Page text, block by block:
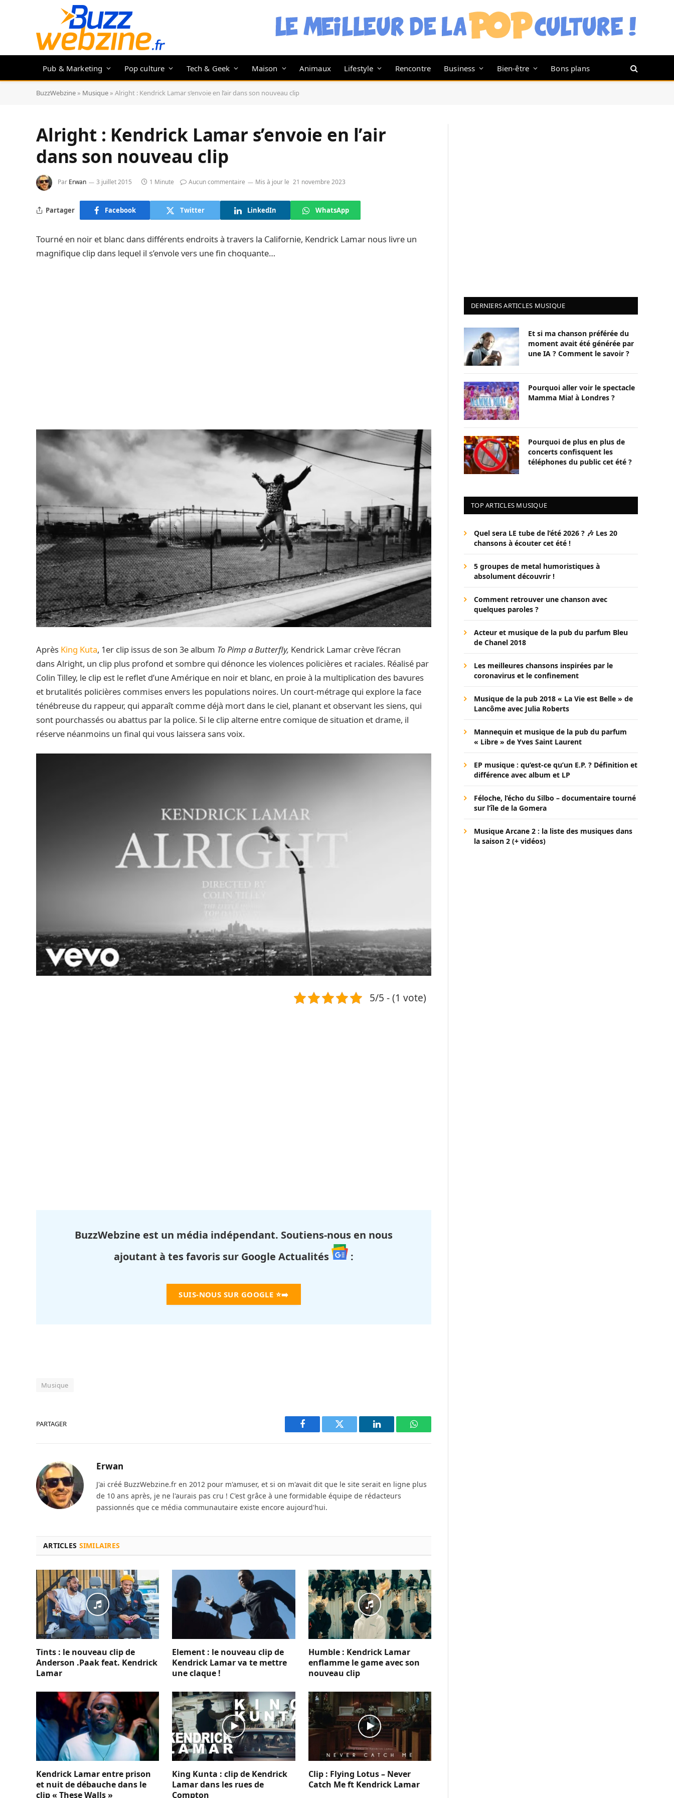
Pub & Marketing Pop culture Tech & Geek Maison Animaux Lifestyle Rencontre Business Bien-être Bons plans
BuzzWebzine » Musique » Alright : Kendrick Lamar s’envoie en l’air dans son nouveau clip
Alright : Kendrick Lamar s’envoie en l’air
dans son nouveau clip
Par Erwan 3 juillet 2015 1 Minute Aucun commentaire Mis à jour le 21 novembre 2023
Partager Facebook Twitter LinkedIn WhatsApp
Tourné en noir et blanc dans différents endroits à travers la Californie, Kendrick Lamar nous livre un
magnifique clip dans lequel il s’envole vers une fin choquante…
Après King Kuta, 1er clip issus de son 3e album To Pimp a Butterfly, Kendrick Lamar crève l’écran
dans Alright, un clip plus profond et sombre qui dénonce les violences policières et raciales. Réalisé par
Colin Tilley, le clip est le reflet d’une Amérique en noir et blanc, en proie à la multiplication des bavures
et brutalités policières commises envers les populations noires. Un court-métrage qui explore la face
ténébreuse du rappeur, qui apparaît comme déjà mort dans le ciel, planant et observant les siens, qui
sont pourchassés ou abattus par la police. Si le clip alterne entre comique de situation et drame, il
réserve néanmoins un final qui vous laissera sans voix.
5/5 - (1 vote)
BuzzWebzine est un média indépendant. Soutiens-nous en nous
ajoutant à tes favoris sur Google Actualités
:
SUIS-NOUS SUR GOOGLE ⭐➡️
Musique
PARTAGER
Facebook Twitter LinkedIn WhatsApp
Erwan
J'ai créé BuzzWebzine.fr en 2012 pour m'amuser, et si on m'avait dit que le site serait en ligne plus
de 10 ans après, je ne l'aurais pas cru ! C'est grâce à une formidable équipe de rédacteurs
passionnés que ce média communautaire existe encore aujourd'hui.
ARTICLES SIMILAIRES
Tints : le nouveau clip de
Anderson .Paak feat. Kendrick
Lamar
Element : le nouveau clip de
Kendrick Lamar va te mettre
une claque !
Humble : Kendrick Lamar
enflamme le game avec son
nouveau clip
Kendrick Lamar entre prison
et nuit de débauche dans le
clip « These Walls »
King Kunta : clip de Kendrick
Lamar dans les rues de
Compton
Clip : Flying Lotus – Never
Catch Me ft Kendrick Lamar
DERNIERS ARTICLES MUSIQUE
Et si ma chanson préférée du
moment avait été générée par
une IA ? Comment le savoir ?
Pourquoi aller voir le spectacle
Mamma Mia! à Londres ?
Pourquoi de plus en plus de
concerts confisquent les
téléphones du public cet été ?
TOP ARTICLES MUSIQUE
Quel sera LE tube de l’été 2026 ? 🎶 Les 20
chansons à écouter cet été !
5 groupes de metal humoristiques à
absolument découvrir !
Comment retrouver une chanson avec
quelques paroles ?
Acteur et musique de la pub du parfum Bleu
de Chanel 2018
Les meilleures chansons inspirées par le
coronavirus et le confinement
Musique de la pub 2018 « La Vie est Belle » de
Lancôme avec Julia Roberts
Mannequin et musique de la pub du parfum
« Libre » de Yves Saint Laurent
EP musique : qu’est-ce qu’un E.P. ? Définition et
différence avec album et LP
Féloche, l’écho du Silbo – documentaire tourné
sur l’île de la Gomera
Musique Arcane 2 : la liste des musiques dans
la saison 2 (+ vidéos)